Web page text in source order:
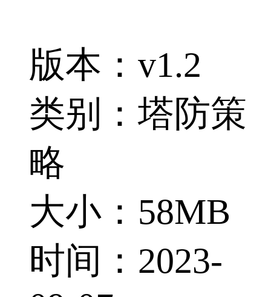
版本：v1.2
类别：塔防策
略
大小：58MB
时间：2023-